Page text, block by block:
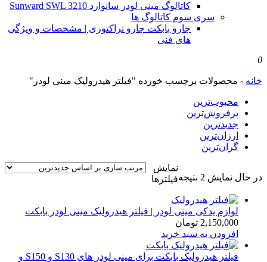
کاتالوگ مینی لودر سانوارد Sunward SWL 3210
سری سوم کاتالوگ ها
جارو بابکت جارو تراکتوری | مشخصات و ویژگی
های فنی
0
خانه - محصولات برچسب خورده "فیلتر هیدرولیک مینی لودر"
محبوب‌ترین
پرفروش‌ترین
جدیدترین
ارزان‌ترین
گران‌ترین
در حال نمایش 2 نتیجه
Sorted
by
latest
نمایش
فیلترها
لوازم یدکی مینی لودر | فیلتر هیدرولیک مینی لودر بابکت
2,150,000 تومان
افزودن به سبد خرید
فیلتر هیدرولیک بابکت برای مینی لودر های S130 و S150 و